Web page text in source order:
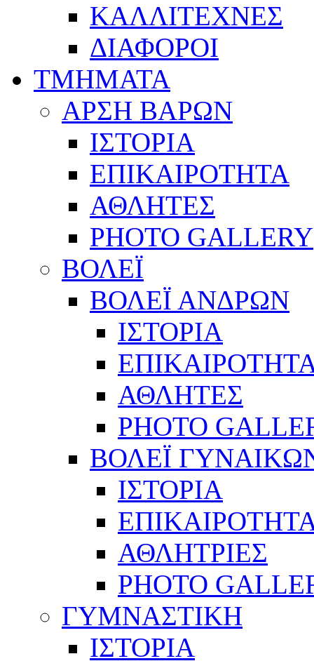
ΚΑΛΛΙΤΕΧΝΕΣ
ΔΙΑΦΟΡΟΙ
ΤΜΗΜΑΤΑ
ΑΡΣΗ ΒΑΡΩΝ
ΙΣΤΟΡΙΑ
ΕΠΙΚΑΙΡΟΤΗΤΑ
ΑΘΛΗΤΕΣ
PHOTO GALLERY
ΒΟΛΕΪ
ΒΟΛΕΪ ΑΝΔΡΩΝ
ΙΣΤΟΡΙΑ
ΑΘΛΗΤΕΣ
PHOTO
ΒΟΛΕΪ
ΙΣΤΟΡΙΑ
ΑΘΛΗΤΡΙΕΣ
PHOTO
ΓΥΜΝΑΣΤΙΚΗ
ΙΣΤΟΡΙΑ